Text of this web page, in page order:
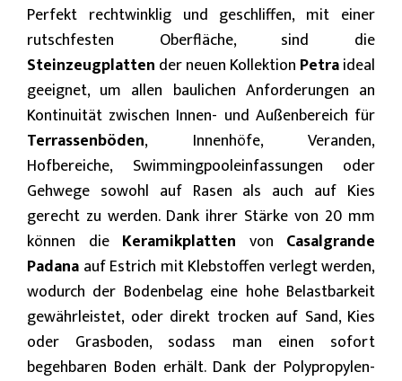
Perfekt rechtwinklig und geschliffen, mit einer
rutschfesten Oberfläche, sind die
Steinzeugplatten der neuen Kollektion Petraideal
geeignet, um allen baulichen Anforderungen an
Kontinuität zwischen Innen- und Außenbereich für
Terrassenböden, Innenhöfe, Veranden,
Hofbereiche, Swimmingpooleinfassungen oder
Gehwege sowohl auf Rasen als auch auf Kies
gerecht zu werden. Dank ihrer Stärke von 20 mm
können die Keramikplatten von Casalgrande
Padana auf Estrich mit Klebstoffen verlegt werden,
wodurch der Bodenbelag eine hohe Belastbarkeit
gewährleistet, oder direkt trocken auf Sand, Kies
oder Grasboden, sodass man einen sofort
begehbaren Boden erhält. Dank der Polypropylen-